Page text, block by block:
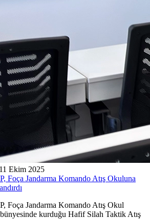
11 Ekim 2025
Jandarma Komando Atış Okuluna
Jandarma Komando Atış Okul
kurduğu Hafif Silah Taktik Atış